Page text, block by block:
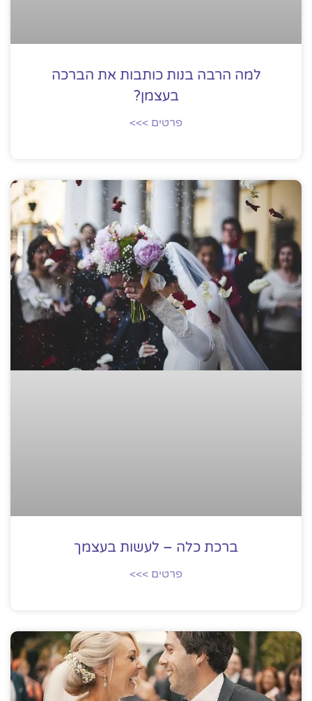
למה הרבה בנות כותבות את הברכה
בעצמן?
פרטים >>>
ברכת כלה – לעשות בעצמך
פרטים >>>